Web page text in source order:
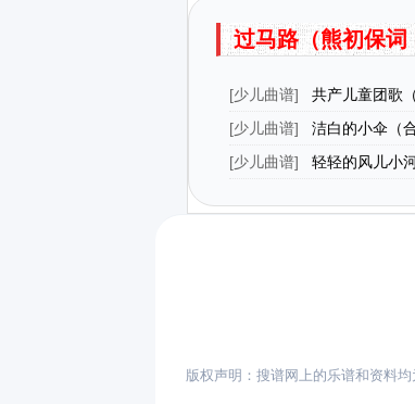
过马路（熊初保词
[少儿曲谱]
共产儿童团歌
选用）
[少儿曲谱] 洁白的小伞（
[少儿曲谱] 轻轻的风儿小
版权声明：搜谱网上的乐谱和资料